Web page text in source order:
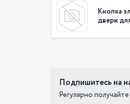
Кнопка
двери
Подпишитесь на
Регулярно